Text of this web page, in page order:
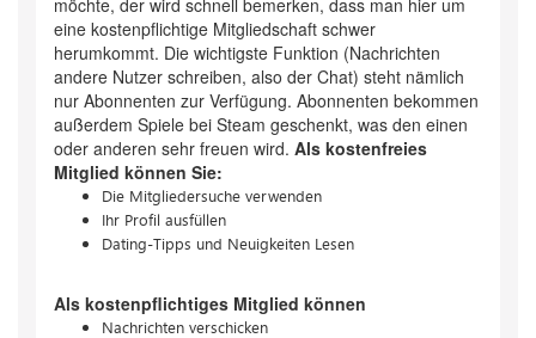
eine kostenpflichtige Mitgliedschaft schwer
herumkommt. Die wichtigste Funktion (Nachrichten
andere Nutzer schreiben, also der Chat) steht nämlich
nur Abonnenten zur Verfügung. Abonnenten bekommen
außerdem Spiele bei Steam geschenkt, was den einen
oder anderen sehr freuen wird. Als kostenfreies
Mitglied können Sie:
Die Mitgliedersuche verwenden
Ihr Profil ausfüllen
Dating-Tipps und Neuigkeiten Lesen
Als kostenpflichtiges Mitglied können
Nachrichten verschicken